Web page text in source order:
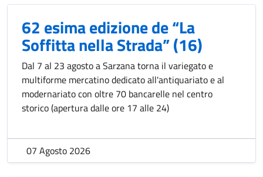
62 esima edizione de “La
Soffitta nella Strada” (16)
Dal 7 al 23 agosto a Sarzana torna il variegato e
multiforme mercatino dedicato all'antiquariato e al
modernariato con oltre 70 bancarelle nel centro
storico (apertura dalle ore 17 alle 24)
07 Agosto 2026